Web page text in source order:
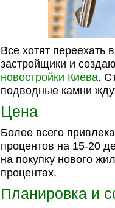
Все хотят переехать
застройщики и
новостройки Киева.
подводные камни
Цена
Более всего
процентов на 15-20
на покупку нового
процентах.
Планировка и